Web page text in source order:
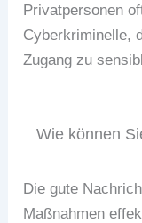
Privatpersonen
Cyberkriminelle,
Zugang zu
Wie können
Die gute
Maßnahmen